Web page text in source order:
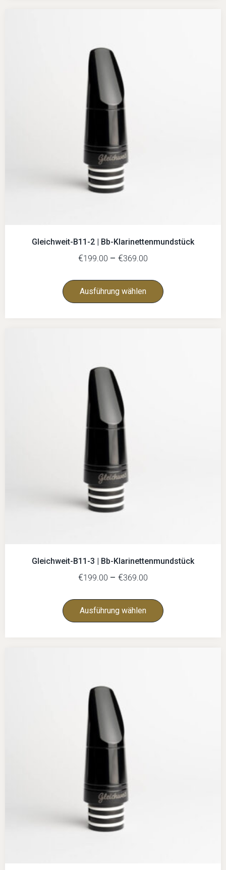
Gleichweit-B11-2 | Bb-Klarinettenmundstück
€199.00 – €369.00
Ausführung wählen
Gleichweit-B11-3 | Bb-Klarinettenmundstück
€199.00 – €369.00
Ausführung wählen